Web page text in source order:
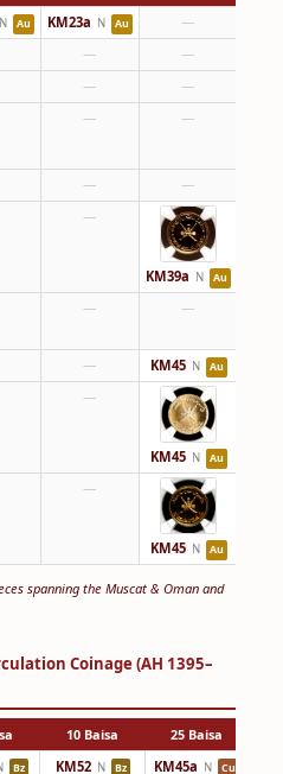
N Au KM23a N Au —
— —
— —
— —
— —
—
KM39a N Au
— —
— KM45 N Au
—
KM45 N Au
—
KM45 N Au
spanning the Muscat & Oman and
Coinage (AH 1395–
10 Baisa 25 Baisa
Bz KM52 N Bz KM45a N Cu